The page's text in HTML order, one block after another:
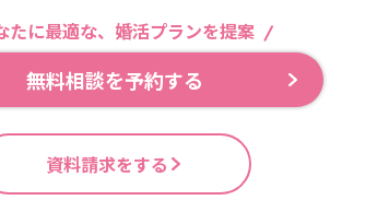
たに最適な、婚活プランを提案
無料相談を予約する
資料請求をする